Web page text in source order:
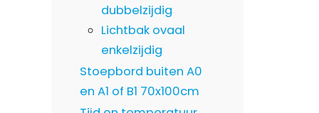
dubbelzijdig
Lichtbak ovaal
enkelzijdig
Stoepbord buiten A0
en A1 of B1 70x100cm